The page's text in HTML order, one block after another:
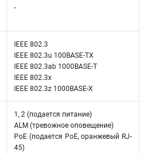
-
IEEE 802.3
IEEE 802.3u 100BASE-TX
IEEE 802.3ab 1000BASE-T
IEEE 802.3x
IEEE 802.3z 1000BASE-X
1, 2 (подается питание)
ALM (тревожное оповещение)
PoE (подается PoE, оранжевый RJ-
45)